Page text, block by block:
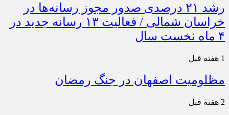
رشد ۲۱ درصدی صدور مجوز رسانه‌ها در
خراسان شمالی / فعالیت ۱۳ رسانه جدید در
۴ ماه نخست سال
1 هفته قبل
مظلومیت اصفهان در جنگ رمضان
2 هفته قبل